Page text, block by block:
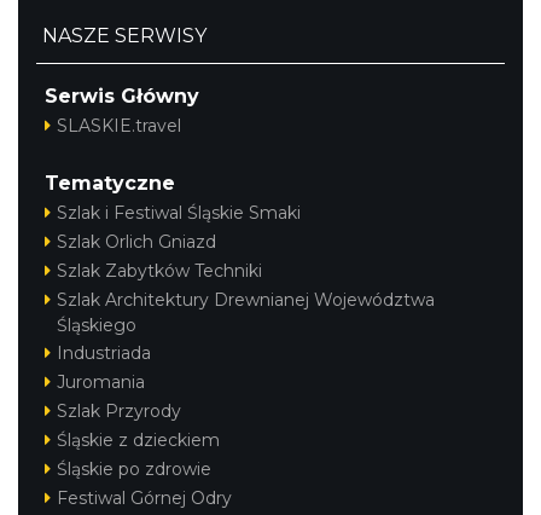
NASZE SERWISY
Serwis Główny
SLASKIE.travel
Tematyczne
Szlak i Festiwal Śląskie Smaki
Szlak Orlich Gniazd
Szlak Zabytków Techniki
Szlak Architektury Drewnianej Województwa
Śląskiego
Industriada
Juromania
Szlak Przyrody
Śląskie z dzieckiem
Śląskie po zdrowie
Festiwal Górnej Odry